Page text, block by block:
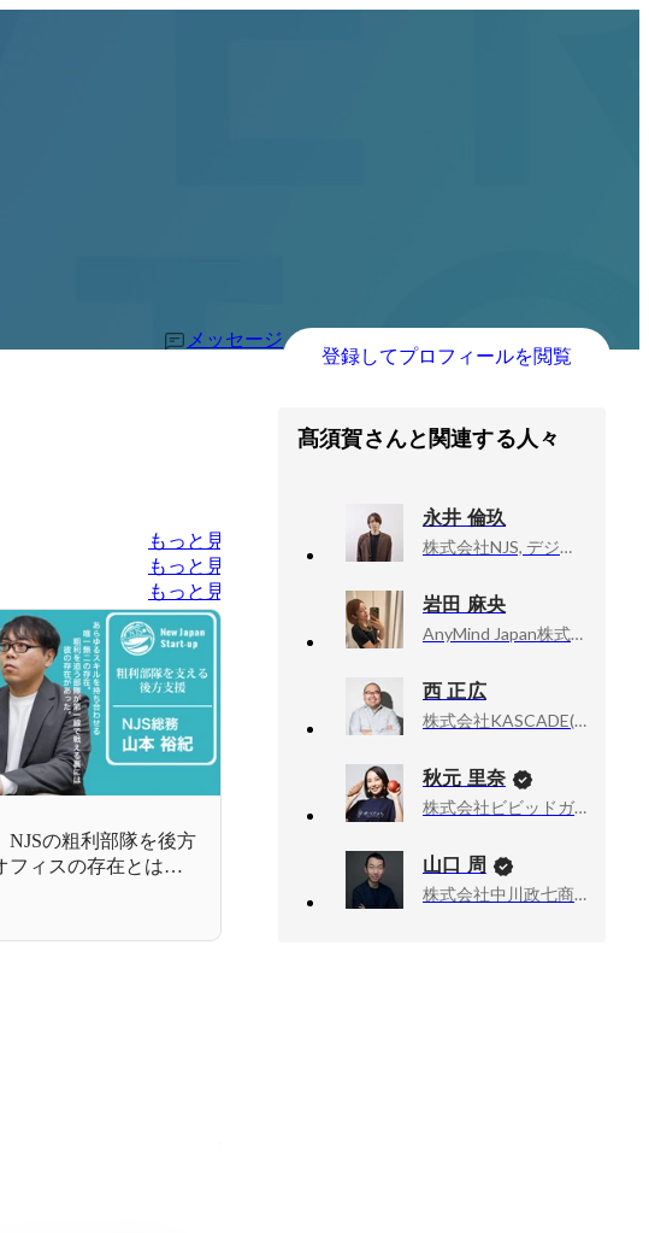
メッセージ
登録してプロフィールを閲覧
もっと見る
もっと見る
もっと見る
NJSの粗利部隊を後方
フィスの存在とは？
髙須賀さんと関連する人々
永井 倫玖
株式会社NJS, デジタルマーケティング本部 執行役員
岩田 麻央
AnyMind Japan株式会社, corporate
西 正広
株式会社KASCADE(MOLTS), 取締役COO
秋元 里奈
株式会社ビビッドガーデン, 代表取締役社長
山口 周
株式会社中川政七商店, 社外取締役